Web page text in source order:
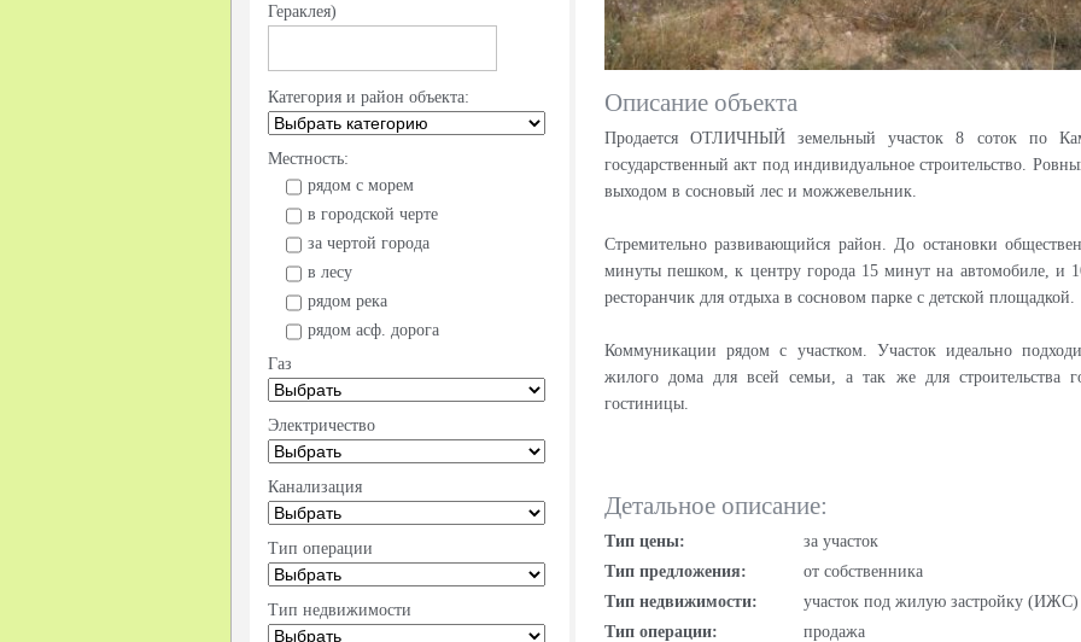
Гераклея)
Категория и район объекта:
Местность:
рядом с морем
в городской черте
за чертой города
в лесу
рядом река
рядом асф. дорога
Газ
Электричество
Канализация
Тип операции
Тип недвижимости
Описание объекта
Продается ОТЛИЧНЫЙ земельный участок 8 соток по
государственный акт под индивидуальное строительство.
выходом в сосновый лес и можжевельник.
Стремительно развивающийся район. До остановки
минуты пешком, к центру города 15 минут на автомобиле, и
ресторанчик для отдыха в сосновом парке с детской площадкой.
Коммуникации рядом с участком. Участок идеально
жилого дома для всей семьи, а так же для строительства
гостиницы.
Детальное описание:
Тип цены:
за участок
Тип предложения:
от собственника
Тип недвижимости:
участок под жилую застройку (ИЖС)
Тип операции:
продажа